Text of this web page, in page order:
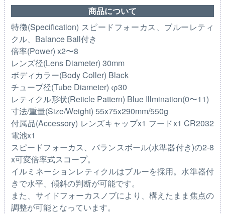
商品について
特徴(Specification) スピードフォーカス、ブルーレティ
クル、Balance Ball付き
倍率(Power) x2〜8
レンズ径(Lens Diameter) 30mm
ボディカラー(Body Coller) Black
チューブ径(Tube Diameter) φ30
レティクル形状(Reticle Pattern) Blue Illmination(0〜11)
寸法/重量(Size/Weight) 55x75x290mm/550g
付属品(Accessory) レンズキャップx1 フードx1 CR2032
電池x1
スピードフォーカス、バランスボール(水準器付き)の2-8
x可変倍率式スコープ。
イルミネーションレティクルはブルーを採用。水準器付
きで水平、傾斜の判断が可能です。
また、サイドフォーカスノブにより、構えたまま焦点の
調整が可能となっています。